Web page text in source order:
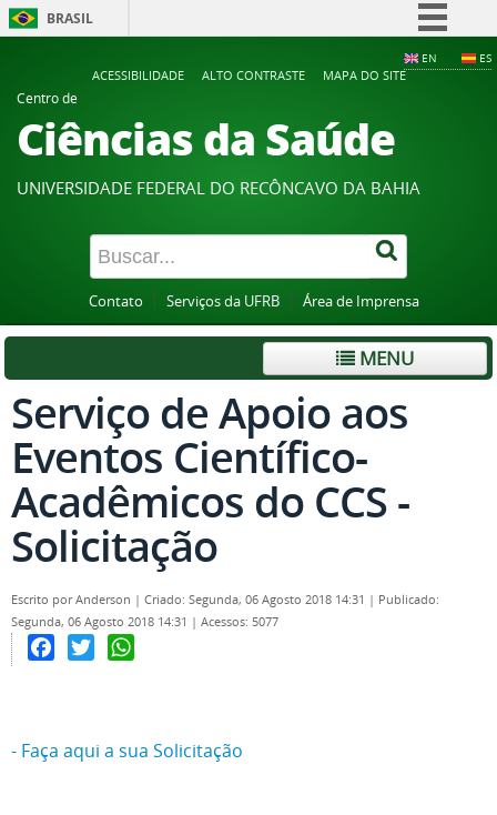
BRASIL
Participe
Acesso à informação
Legislação
Canais
EN ES
ACESSIBILIDADE ALTO CONTRASTE
MAPA DO SITE
Centro de
Ciências da Saúde
UNIVERSIDADE FEDERAL DO RECÔNCAVO DA BAHIA
Contato Serviços da UFRB Área de Imprensa
MENU
Serviço de Apoio aos
Eventos Científico-
Acadêmicos do CCS -
Solicitação
Escrito porAnderson | Criado: Segunda, 06 Agosto 2018 14:31 | Publicado:
Segunda, 06 Agosto 2018 14:31 | Acessos: 5077
- Faça aqui a sua Solicitação